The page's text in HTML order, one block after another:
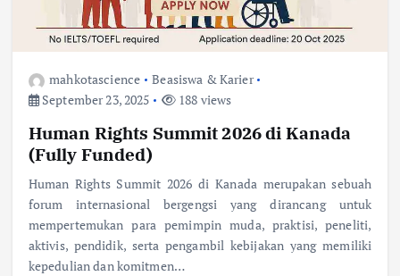
mahkotascience
Beasiswa & Karier
September 23, 2025
188 views
Human Rights Summit 2026 di Kanada
(Fully Funded)
Human Rights Summit 2026 di Kanada merupakan sebuah
forum internasional bergengsi yang dirancang untuk
mempertemukan para pemimpin muda, praktisi, peneliti,
aktivis, pendidik, serta pengambil kebijakan yang memiliki
kepedulian dan komitmen…